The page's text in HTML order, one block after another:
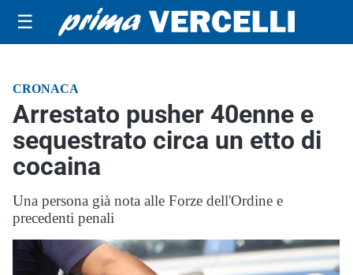
☰
CRONACA
Arrestato pusher 40enne e
sequestrato circa un etto di
cocaina
Una persona già nota alle Forze dell'Ordine e
precedenti penali